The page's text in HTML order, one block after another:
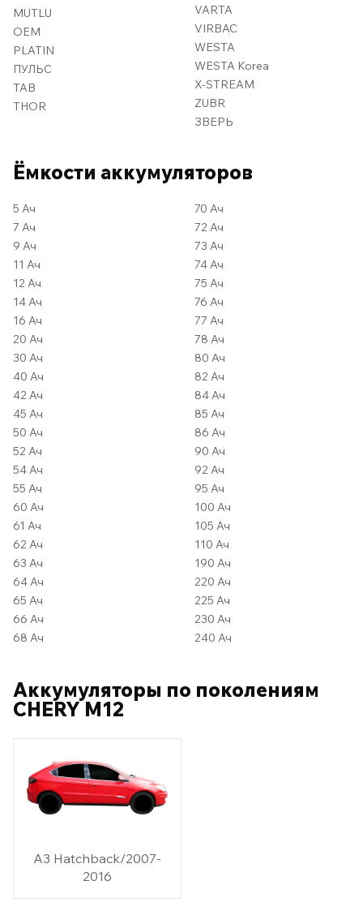
MUTLU
OEM
PLATIN
ПУЛЬС
TAB
THOR
VARTA
VIRBAC
WESTA
WESTA Korea
X-STREAM
ZUBR
ЗВЕРЬ
Ёмкости аккумуляторов
5 Ач
7 Ач
9 Ач
11 Ач
12 Ач
14 Ач
16 Ач
20 Ач
30 Ач
40 Ач
42 Ач
45 Ач
50 Ач
52 Ач
54 Ач
55 Ач
60 Ач
61 Ач
62 Ач
63 Ач
64 Ач
65 Ач
66 Ач
68 Ач
70 Ач
72 Ач
73 Ач
74 Ач
75 Ач
76 Ач
77 Ач
78 Ач
80 Ач
82 Ач
84 Ач
85 Ач
86 Ач
90 Ач
92 Ач
95 Ач
100 Ач
105 Ач
110 Ач
190 Ач
220 Ач
225 Ач
230 Ач
240 Ач
Аккумуляторы по поколениям
CHERY M12
A3 Hatchback/2007-
2016